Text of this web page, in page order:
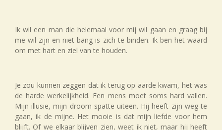
Ik wil een man die helemaal voor mij wil gaan en graag bij
me wil zijn en niet bang is zich te binden. Ik ben het waard
om met hart en ziel van te houden.
Je zou kunnen zeggen dat ik terug op aarde kwam, het was
de harde werkelijkheid. Een mens moet soms hard vallen.
Mijn illusie, mijn droom spatte uiteen. Hij heeft zijn weg te
gaan, ik de mijne. Het mooie is dat mijn liefde voor hem
blijft. Of we elkaar blijven zien, weet ik niet, maar hij heeft